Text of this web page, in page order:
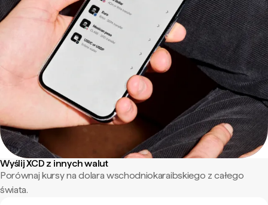
Wyślij XCD z innych walut
Porównaj kursy na dolara wschodniokaraibskiego z całego
świata.